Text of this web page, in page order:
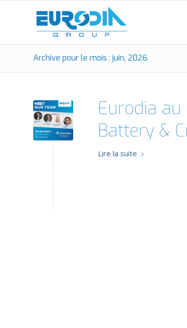
Archive pour le mois : juin, 2026
Eurodia
Battery &
Lire la suite